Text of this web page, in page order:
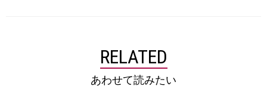
RELATED
あわせて読みたい